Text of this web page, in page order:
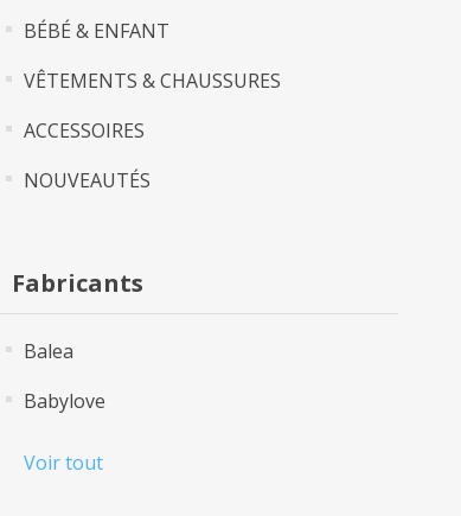
BÉBÉ & ENFANT
VÊTEMENTS & CHAUSSURES
ACCESSOIRES
NOUVEAUTÉS
Fabricants
Balea
Babylove
Voir tout